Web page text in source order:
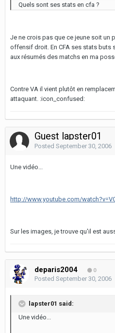
Quels sont ses stats en cfa ?
Je ne crois pas que ce jeune soit un
offensif droit. En CFA ses stats buts
aux résumés des matchs en ma
Contre VA il vient plutôt en
attaquant. :icon_confused:
Guest lapster01
Posted September 30, 2006
Une vidéo...
http://www.youtube.com/
Sur les images, je trouve qu'il est
deparis2004 0
Posted September 30, 2006
lapster01 said:
Une vidéo...